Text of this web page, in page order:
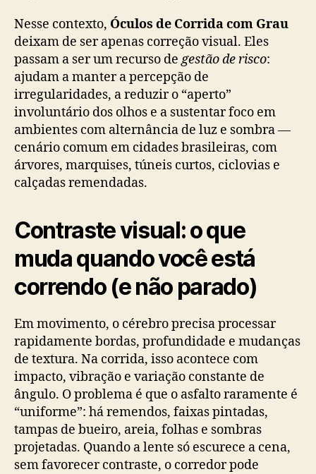
Nesse contexto, Óculos de Corrida com Grau
deixam de ser apenas correção visual. Eles
passam a ser um recurso degestão de risco:
ajudam a manter a percepção de
irregularidades, a reduzir o “aperto”
involuntário dos olhos e a sustentar foco em
ambientes com alternância de luz e sombra —
cenário comum em cidades brasileiras, com
árvores, marquises, túneis curtos, ciclovias e
calçadas remendadas.
Contraste visual: o que
muda quando você está
correndo (e não parado)
Em movimento, o cérebro precisa processar
rapidamente bordas, profundidade e mudanças
de textura. Na corrida, isso acontece com
impacto, vibração e variação constante de
ângulo. O problema é que o asfalto raramente é
“uniforme”: há remendos, faixas pintadas,
tampas de bueiro, areia, folhas e sombras
projetadas. Quando a lente só escurece a cena,
sem favorecer contraste, o corredor pode